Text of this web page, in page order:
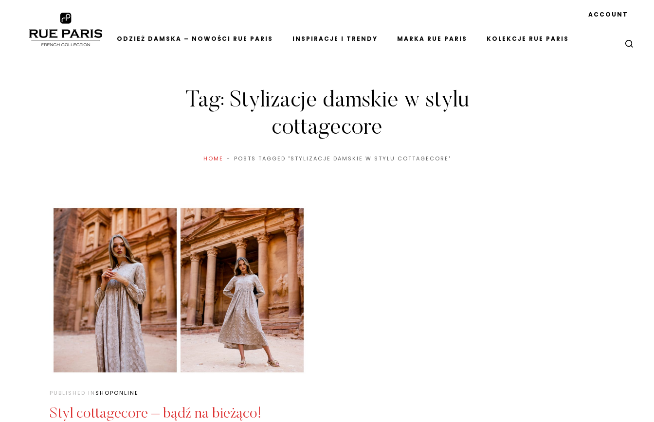
ODZIEŻ DAMSKA – NOWOŚCI RUE PARIS INSPIRACJE I TRENDY MARKA RUE PARIS KOLEKCJE RUE PARIS
ACCOUNT
Tag: Stylizacje damskie w stylu
cottagecore
HOME POSTS TAGGED "STYLIZACJE DAMSKIE W STYLU COTTAGECORE"
PUBLISHED IN SHOPONLINE
Styl cottagecore – bądź na bieżąco!